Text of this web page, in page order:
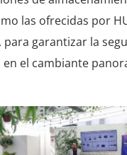
las ofrecidas por
para garantizar la
el cambiante